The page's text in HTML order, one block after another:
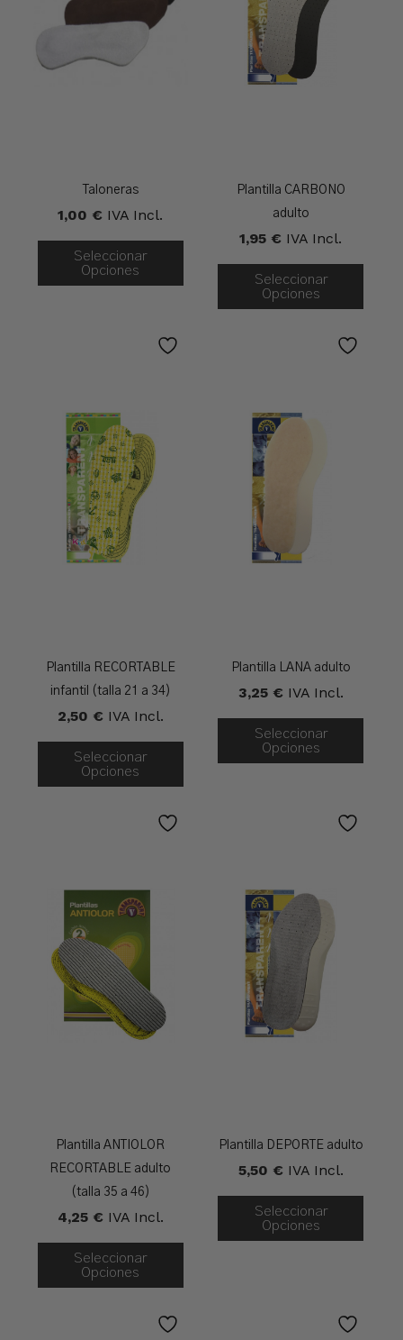
Taloneras
1,00 € IVA Incl.
Seleccionar
Opciones
Plantilla CARBONO
adulto
1,95 € IVA Incl.
Seleccionar
Opciones
Plantilla RECORTABLE
infantil (talla 21 a 34)
2,50 € IVA Incl.
Seleccionar
Opciones
Plantilla LANA adulto
3,25 € IVA Incl.
Seleccionar
Opciones
Plantilla ANTIOLOR
RECORTABLE adulto
(talla 35 a 46)
4,25 € IVA Incl.
Seleccionar
Opciones
Plantilla DEPORTE adulto
5,50 € IVA Incl.
Seleccionar
Opciones